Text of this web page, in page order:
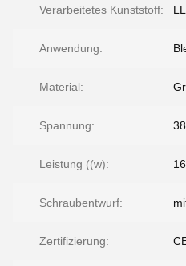
Verarbeitetes Kunststoff:
Anwendung:
Material:
Spannung:
Leistung ((w):
Schraubentwurf:
Zertifizierung: